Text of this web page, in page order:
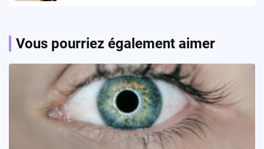
Vous pourriez également aimer